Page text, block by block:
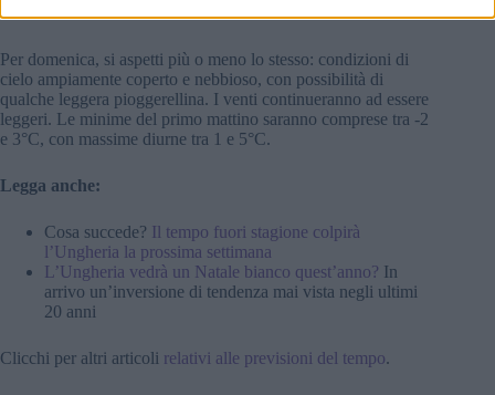
5°C.
Per domenica, si aspetti più o meno lo stesso: condizioni di
cielo ampiamente coperto e nebbioso, con possibilità di
qualche leggera pioggerellina. I venti continueranno ad essere
leggeri. Le minime del primo mattino saranno comprese tra -2
e 3°C, con massime diurne tra 1 e 5°C.
Legga anche:
Cosa succede? Il tempo fuori stagione colpirà
l’Ungheria la prossima settimana
L’Ungheria vedrà un Natale bianco quest’anno? In
arrivo un’inversione di tendenza mai vista negli ultimi
20 anni
Clicchi per altri articoli relativi alle previsioni del tempo.